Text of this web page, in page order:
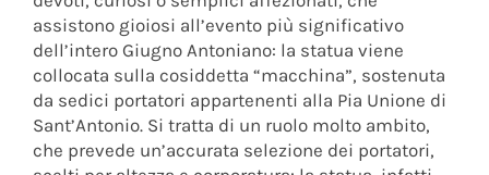
assistono gioiosi all’evento più significativo
dell’intero Giugno Antoniano: la statua viene
collocata sulla cosiddetta “macchina”, sostenuta
da sedici portatori appartenenti alla Pia Unione di
Sant’Antonio. Si tratta di un ruolo molto ambito,
che prevede un’accurata selezione dei portatori,